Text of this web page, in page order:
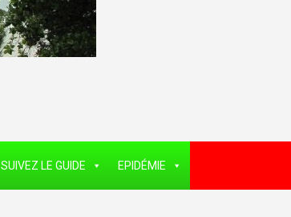
SUIVEZ LE GUIDE EPIDÉMIE